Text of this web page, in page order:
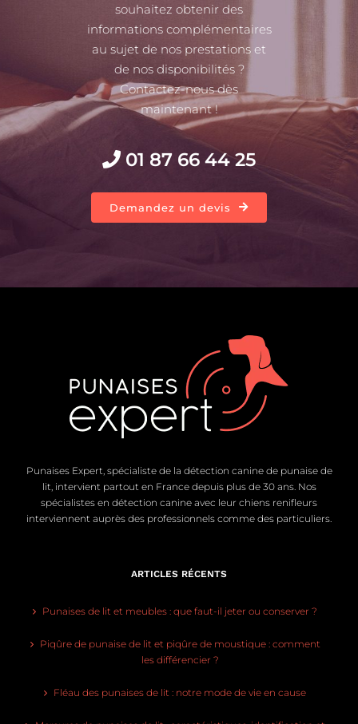
souhaitez obtenir des
informations complémentaires
au sujet de nos prestations et
de nos disponibilités ?
Contactez-nous dès
maintenant !
01 87 66 44 25
Demandez un devis
Punaises Expert, spécialiste de la détection canine de punaise de
lit, intervient partout en France depuis plus de 30 ans. Nos
spécialistes en détection canine avec leur chiens renifleurs
interviennent auprès des professionnels comme des particuliers.
ARTICLES RÉCENTS
Punaises de lit et meubles : que faut-il jeter ou conserver ?
Piqûre de punaise de lit et piqûre de moustique : comment
les différencier ?
Fléau des punaises de lit : notre mode de vie en cause